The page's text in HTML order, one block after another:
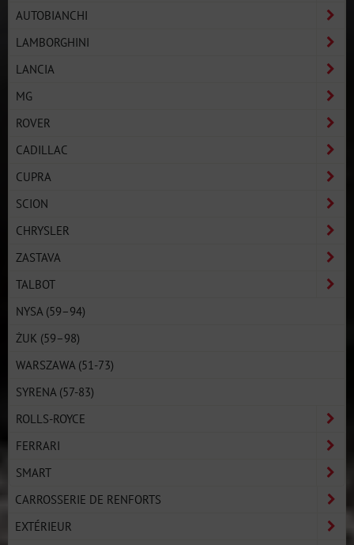
AUTOBIANCHI
LAMBORGHINI
LANCIA
MG
ROVER
CADILLAC
CUPRA
SCION
CHRYSLER
ZASTAVA
TALBOT
NYSA (59–94)
ŻUK (59–98)
WARSZAWA (51-73)
SYRENA (57-83)
ROLLS-ROYCE
FERRARI
SMART
CARROSSERIE DE RENFORTS
EXTÉRIEUR